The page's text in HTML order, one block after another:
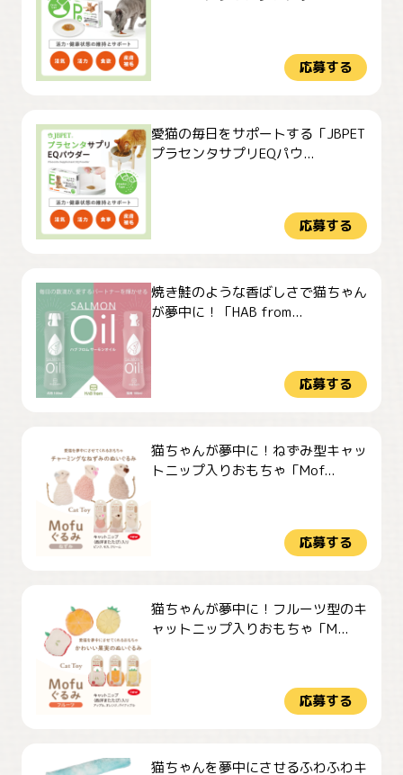
応募する
愛猫の毎日をサポートする「JBPET
プラセンタサプリEQパウ...
応募する
焼き鮭のような香ばしさで猫ちゃん
が夢中に！「HAB from...
応募する
猫ちゃんが夢中に！ねずみ型キャッ
トニップ入りおもちゃ「Mof...
応募する
猫ちゃんが夢中に！フルーツ型のキ
ャットニップ入りおもちゃ「M...
応募する
猫ちゃんを夢中にさせるふわふわキ